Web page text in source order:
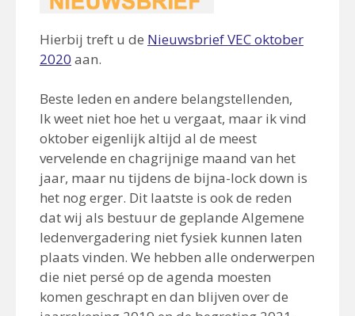
Hierbij treft u de Nieuwsbrief VEC oktober
2020 aan.
Beste leden en andere belangstellenden,
Ik weet niet hoe het u vergaat, maar ik vind
oktober eigenlijk altijd al de meest
vervelende en chagrijnige maand van het
jaar, maar nu tijdens de bijna-lock down is
het nog erger. Dit laatste is ook de reden
dat wij als bestuur de geplande Algemene
ledenvergadering niet fysiek kunnen laten
plaats vinden. We hebben alle onderwerpen
die niet persé op de agenda moesten
komen geschrapt en dan blijven over de